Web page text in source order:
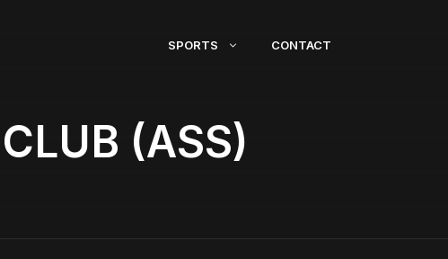
SPORTS CONTACT
(ASS)